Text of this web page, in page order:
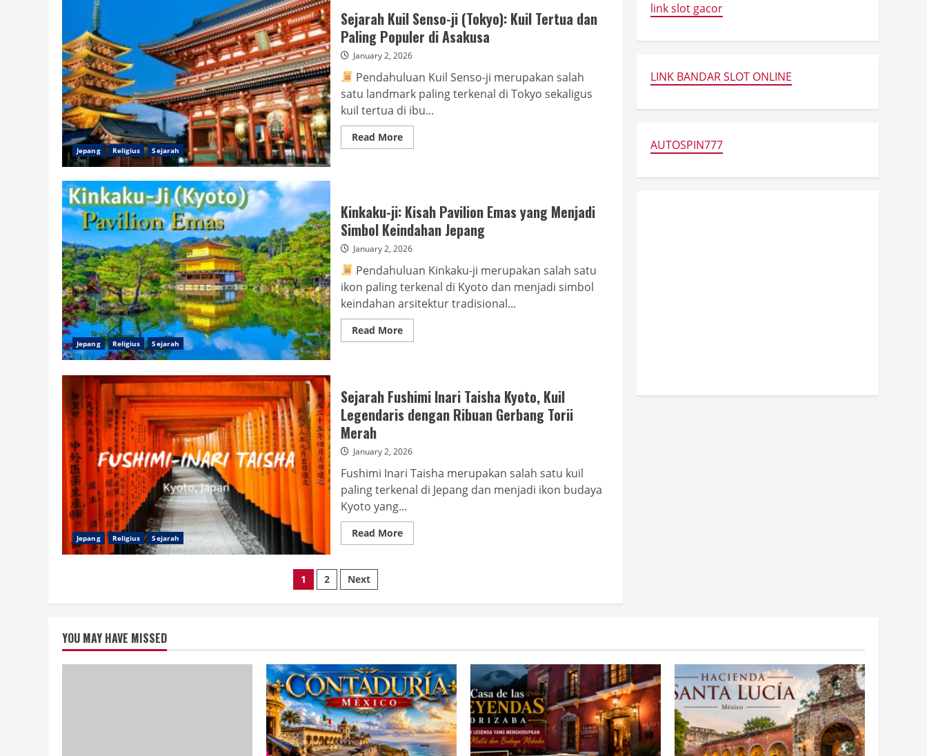
(Atomic
Bomb
Dome):
Saksi
Tragedi
Atom
Jepang Religius Sejarah
Sejarah Kuil Senso-ji (Tokyo): Kuil Tertua dan
Paling Populer di Asakusa
January 2, 2026
Pendahuluan Kuil Senso-ji merupakan salah
satu landmark paling terkenal di Tokyo sekaligus
kuil tertua di ibu...
Read MoreRead
more
(Tokyo):
Kuil
Tertua
dan
Populer
Asakusa
Jepang Religius Sejarah
Kinkaku-ji: Kisah Pavilion Emas yang Menjadi
Simbol Keindahan Jepang
January 2, 2026
Pendahuluan Kinkaku-ji merupakan salah satu
ikon paling terkenal di Kyoto dan menjadi simbol
keindahan arsitektur tradisional...
Read MoreRead
more
Emas
yang
Menjadi
Simbol
Jepang Religius Sejarah
Sejarah Fushimi Inari Taisha Kyoto, Kuil
Legendaris dengan Ribuan Gerbang Torii
Merah
January 2, 2026
Fushimi Inari Taisha merupakan salah satu kuil
paling terkenal di Jepang dan menjadi ikon budaya
Kyoto yang...
Read MoreRead
more
Gerbang
Merah
Posts
pagination
1 2 Next
link slot gacor
LINK BANDAR SLOT ONLINE
AUTOSPIN777
YOU MAY HAVE MISSED